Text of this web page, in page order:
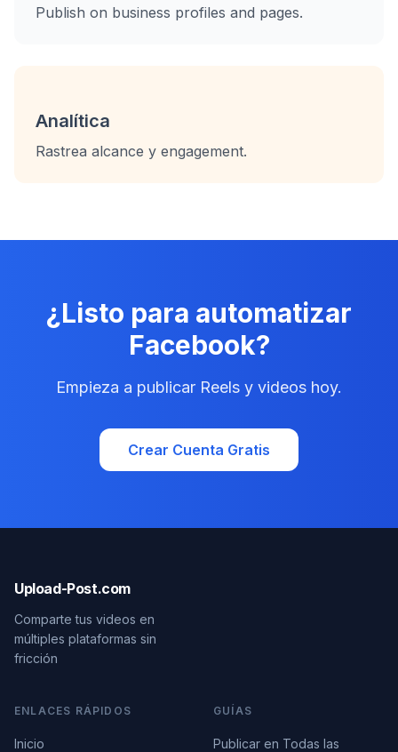
Publish on business profiles and pages.
Analítica
Rastrea alcance y engagement.
¿Listo para automatizar
Facebook?
Empieza a publicar Reels y videos hoy.
Crear Cuenta Gratis
Upload-Post.com
Comparte tus videos en
múltiples plataformas sin
fricción
ENLACES RÁPIDOS
Inicio
GUÍAS
Publicar en Todas las